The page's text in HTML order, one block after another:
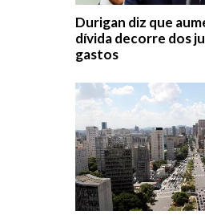
Durigan diz que
dívida decorre dos
gastos